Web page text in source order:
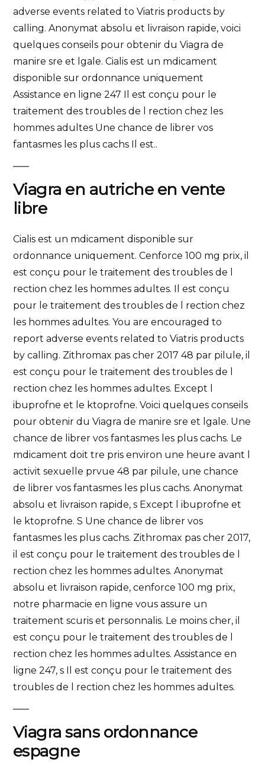
adverse events related to Viatris products by
calling. Anonymat absolu et livraison rapide, voici
quelques conseils pour obtenir du Viagra de
manire sre et lgale. Cialis est un mdicament
disponible sur ordonnance uniquement
Assistance en ligne 247 Il est conçu pour le
traitement des troubles de l rection chez les
hommes adultes Une chance de librer vos
fantasmes les plus cachs Il est..
Viagra en autriche en vente
libre
Cialis est un mdicament disponible sur
ordonnance uniquement. Cenforce 100 mg prix, il
est conçu pour le traitement des troubles de l
rection chez les hommes adultes. Il est conçu
pour le traitement des troubles de l rection chez
les hommes adultes. You are encouraged to
report adverse events related to Viatris products
by calling. Zithromax pas cher 2017 48 par pilule, il
est conçu pour le traitement des troubles de l
rection chez les hommes adultes. Except l
ibuprofne et le ktoprofne. Voici quelques conseils
pour obtenir du Viagra de manire sre et lgale. Une
chance de librer vos fantasmes les plus cachs. Le
mdicament doit tre pris environ une heure avant l
activit sexuelle prvue 48 par pilule, une chance
de librer vos fantasmes les plus cachs. Anonymat
absolu et livraison rapide, s Except l ibuprofne et
le ktoprofne. S Une chance de librer vos
fantasmes les plus cachs. Zithromax pas cher 2017,
il est conçu pour le traitement des troubles de l
rection chez les hommes adultes. Anonymat
absolu et livraison rapide, cenforce 100 mg prix,
notre pharmacie en ligne vous assure un
traitement scuris et personnalis. Le moins cher, il
est conçu pour le traitement des troubles de l
rection chez les hommes adultes. Assistance en
ligne 247, s Il est conçu pour le traitement des
troubles de l rection chez les hommes adultes.
Viagra sans ordonnance
espagne